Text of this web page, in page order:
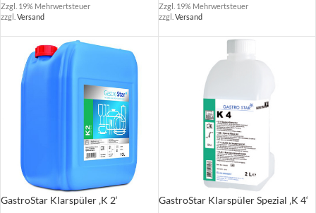
Zzgl. 19% Mehrwertsteuer
zzgl. Versand
Zzgl. 19% Mehrwertsteuer
zzgl. Versand
GastroStar Klarspüler ‚K 2‘ GastroStar Klarspüler Spezial ‚K 4‘